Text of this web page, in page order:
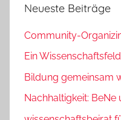
Neueste Beiträge
Community-
Ein
Bildung gemeinsam
Nachhaltigkeit: BeNe